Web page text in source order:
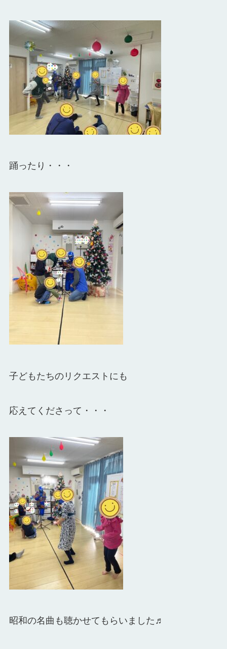
踊ったり・・・
子どもたちのリクエストにも
応えてくださって・・・
昭和の名曲も聴かせてもらいました♬